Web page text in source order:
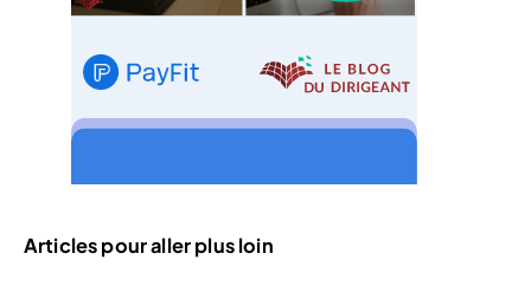
Articles pour aller plus loin